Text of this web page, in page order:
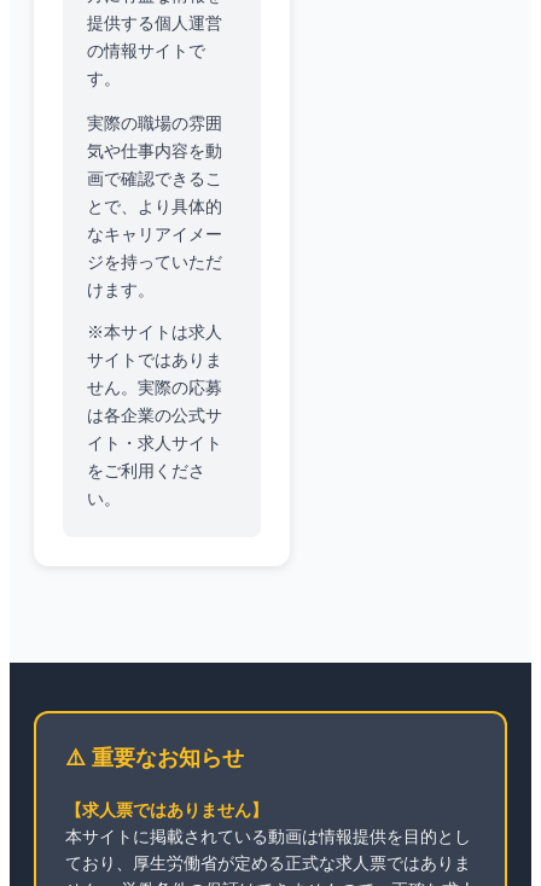
提供する個人運営
の情報サイトで
す。
実際の職場の雰囲
気や仕事内容を動
画で確認できるこ
とで、より具体的
なキャリアイメー
ジを持っていただ
けます。
※本サイトは求人
サイトではありま
せん。実際の応募
は各企業の公式サ
イト・求人サイト
をご利用くださ
い。
⚠️ 重要なお知らせ
【求人票ではありません】
本サイトに掲載されている動画は情報提供を目的とし
ており、厚生労働省が定める正式な求人票ではありま